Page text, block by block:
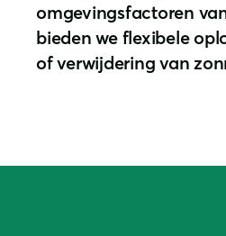
omgevingsfactoren
bieden we flexibele
of verwijdering van